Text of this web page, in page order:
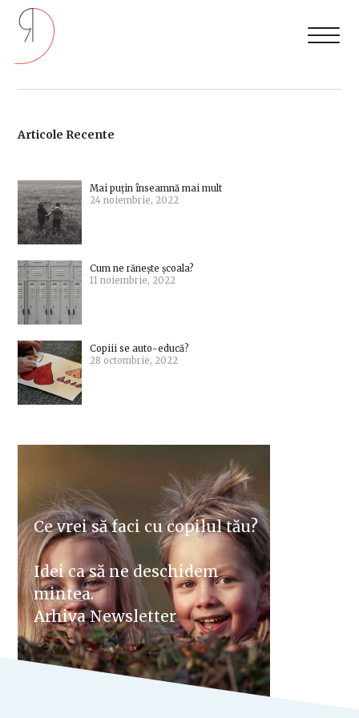
Articole Recente
Mai puțin înseamnă mai mult
24 noiembrie, 2022
Cum ne rănește școala?
11 noiembrie, 2022
Copiii se auto-educă?
28 octombrie, 2022
Ce vrei să faci cu copilul tău?
Idei ca să ne deschidem
mintea.
Arhiva Newsletter